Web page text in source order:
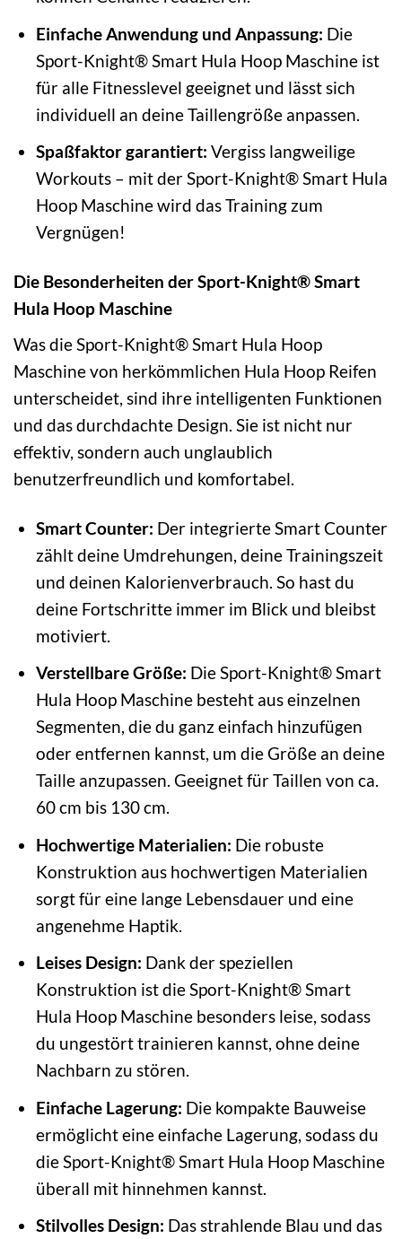
Einfache Anwendung und Anpassung: Die
Sport-Knight® Smart Hula Hoop Maschine ist
für alle Fitnesslevel geeignet und lässt sich
individuell an deine Taillengröße anpassen.
Spaßfaktor garantiert: Vergiss langweilige
Workouts – mit der Sport-Knight® Smart Hula
Hoop Maschine wird das Training zum
Vergnügen!
Die Besonderheiten der Sport-Knight® Smart
Hula Hoop Maschine
Was die Sport-Knight® Smart Hula Hoop
Maschine von herkömmlichen Hula Hoop Reifen
unterscheidet, sind ihre intelligenten Funktionen
und das durchdachte Design. Sie ist nicht nur
effektiv, sondern auch unglaublich
benutzerfreundlich und komfortabel.
Smart Counter: Der integrierte Smart Counter
zählt deine Umdrehungen, deine Trainingszeit
und deinen Kalorienverbrauch. So hast du
deine Fortschritte immer im Blick und bleibst
motiviert.
Verstellbare Größe: Die Sport-Knight® Smart
Hula Hoop Maschine besteht aus einzelnen
Segmenten, die du ganz einfach hinzufügen
oder entfernen kannst, um die Größe an deine
Taille anzupassen. Geeignet für Taillen von ca.
60 cm bis 130 cm.
Hochwertige Materialien: Die robuste
Konstruktion aus hochwertigen Materialien
sorgt für eine lange Lebensdauer und eine
angenehme Haptik.
Leises Design: Dank der speziellen
Konstruktion ist die Sport-Knight® Smart
Hula Hoop Maschine besonders leise, sodass
du ungestört trainieren kannst, ohne deine
Nachbarn zu stören.
Einfache Lagerung: Die kompakte Bauweise
ermöglicht eine einfache Lagerung, sodass du
die Sport-Knight® Smart Hula Hoop Maschine
überall mit hinnehmen kannst.
Stilvolles Design: Das strahlende Blau und das